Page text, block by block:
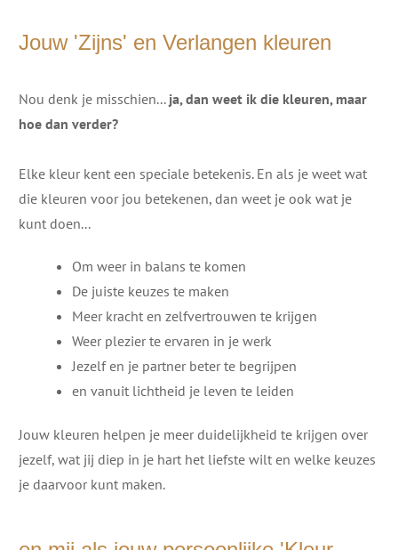
Jouw 'Zijns' en Verlangen kleuren
Nou denk je misschien... ja, dan weet ik die kleuren, maar
hoe dan verder?
Elke kleur kent een speciale betekenis. En als je weet wat
die kleuren voor jou betekenen, dan weet je ook wat je
kunt doen...
Om weer in balans te komen
De juiste keuzes te maken
Meer kracht en zelfvertrouwen te krijgen
Weer plezier te ervaren in je werk
Jezelf en je partner beter te begrijpen
en vanuit lichtheid je leven te leiden
Jouw kleuren helpen je meer duidelijkheid te krijgen over
jezelf, wat jij diep in je hart het liefste wilt en welke keuzes
je daarvoor kunt maken.